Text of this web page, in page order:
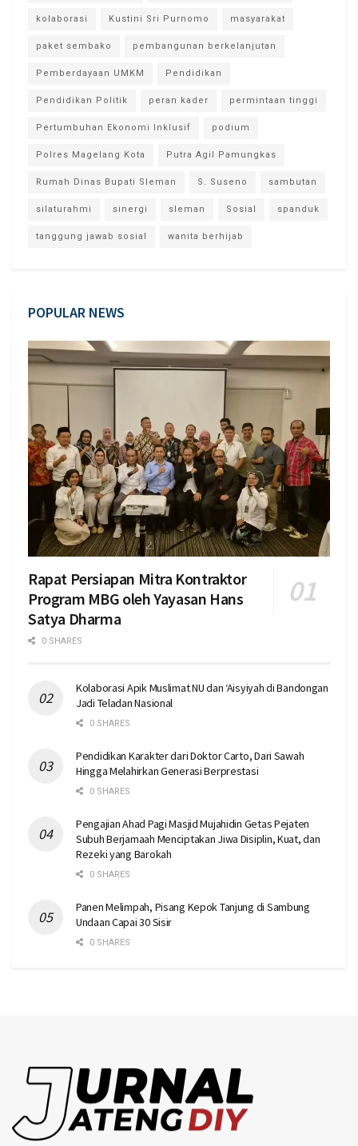
kolaborasi Kustini Sri Purnomo masyarakat
paket sembako pembangunan berkelanjutan
Pemberdayaan UMKM Pendidikan
Pendidikan Politik peran kader permintaan tinggi
Pertumbuhan Ekonomi Inklusif podium
Polres Magelang Kota Putra Agil Pamungkas
Rumah Dinas Bupati Sleman S. Suseno sambutan
silaturahmi sinergi sleman Sosial spanduk
tanggung jawab sosial wanita berhijab
POPULAR NEWS
Rapat Persiapan Mitra Kontraktor
Program MBG oleh Yayasan Hans
Satya Dharma
0 SHARES
Kolaborasi Apik Muslimat NU dan ‘Aisyiyah di Bandongan
Jadi Teladan Nasional
0 SHARES
Pendidikan Karakter dari Doktor Carto, Dari Sawah
Hingga Melahirkan Generasi Berprestasi
0 SHARES
Pengajian Ahad Pagi Masjid Mujahidin Getas Pejaten
Subuh Berjamaah Menciptakan Jiwa Disiplin, Kuat, dan
Rezeki yang Barokah
0 SHARES
Panen Melimpah, Pisang Kepok Tanjung di Sambung
Undaan Capai 30 Sisir
0 SHARES